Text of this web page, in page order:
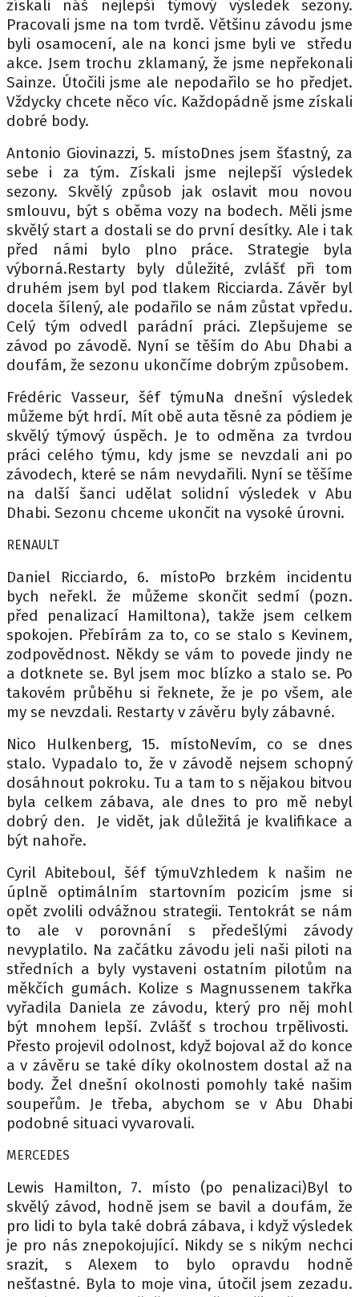
získali náš nejlepší týmový výsledek sezony.
Pracovali jsme na tom tvrdě. Většinu závodu jsme
byli osamocení, ale na konci jsme byli ve středu
akce. Jsem trochu zklamaný, že jsme nepřekonali
Sainze. Útočili jsme ale nepodařilo se ho předjet.
Vždycky chcete něco víc. Každopádně jsme získali
dobré body.
Antonio Giovinazzi, 5. místoDnes jsem šťastný, za
sebe i za tým. Získali jsme nejlepší výsledek
sezony. Skvělý způsob jak oslavit mou novou
smlouvu, být s oběma vozy na bodech. Měli jsme
skvělý start a dostali se do první desítky. Ale i tak
před námi bylo plno práce. Strategie byla
výborná.Restarty byly důležité, zvlášť při tom
druhém jsem byl pod tlakem Ricciarda. Závěr byl
docela šílený, ale podařilo se nám zůstat vpředu.
Celý tým odvedl parádní práci. Zlepšujeme se
závod po závodě. Nyní se těším do Abu Dhabi a
doufám, že sezonu ukončíme dobrým způsobem.
Frédéric Vasseur, šéf týmuNa dnešní výsledek
můžeme být hrdí. Mít obě auta těsné za pódiem je
skvělý týmový úspěch. Je to odměna za tvrdou
práci celého týmu, kdy jsme se nevzdali ani po
závodech, které se nám nevydařili. Nyní se těšíme
na další šanci udělat solidní výsledek v Abu
Dhabi. Sezonu chceme ukončit na vysoké úrovni.
RENAULT
Daniel Ricciardo, 6. místoPo brzkém incidentu
bych neřekl. že můžeme skončit sedmí (pozn.
před penalizací Hamiltona), takže jsem celkem
spokojen. Přebírám za to, co se stalo s Kevinem,
zodpovědnost. Někdy se vám to povede jindy ne
a dotknete se. Byl jsem moc blízko a stalo se. Po
takovém průběhu si řeknete, že je po všem, ale
my se nevzdali. Restarty v závěru byly zábavné.
Nico Hulkenberg, 15. místoNevím, co se dnes
stalo. Vypadalo to, že v závodě nejsem schopný
dosáhnout pokroku. Tu a tam to s nějakou bitvou
byla celkem zábava, ale dnes to pro mě nebyl
dobrý den. Je vidět, jak důležitá je kvalifikace a
být nahoře.
Cyril Abiteboul, šéf týmuVzhledem k našim ne
úplně optimálním startovním pozicím jsme si
opět zvolili odvážnou strategii. Tentokrát se nám
to ale v porovnání s předešlými závody
nevyplatilo. Na začátku závodu jeli naši piloti na
středních a byly vystaveni ostatním pilotům na
měkčích gumách. Kolize s Magnussenem takřka
vyřadila Daniela ze závodu, který pro něj mohl
být mnohem lepší. Zvlášť s trochou trpělivosti.
Přesto projevil odolnost, když bojoval až do konce
a v závěru se také díky okolnostem dostal až na
body. Žel dnešní okolnosti pomohly také našim
soupeřům. Je třeba, abychom se v Abu Dhabi
podobné situaci vyvarovali.
MERCEDES
Lewis Hamilton, 7. místo (po penalizaci)Byl to
skvělý závod, hodně jsem se bavil a doufám, že
pro lidi to byla také dobrá zábava, i když výsledek
je pro nás znepokojující. Nikdy se s nikým nechci
srazit, s Alexem to bylo opravdu hodně
nešťastné. Byla to moje vina, útočil jsem zezadu.